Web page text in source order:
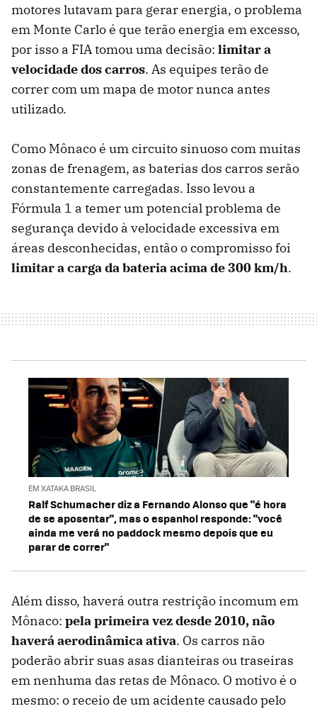
motores lutavam para gerar energia, o problema
em Monte Carlo é que terão energia em excesso,
por isso a FIA tomou uma decisão: limitar a
velocidade dos carros. As equipes terão de
correr com um mapa de motor nunca antes
utilizado.
Como Mônaco é um circuito sinuoso com muitas
zonas de frenagem, as baterias dos carros serão
constantemente carregadas. Isso levou a
Fórmula 1 a temer um potencial problema de
segurança devido à velocidade excessiva em
áreas desconhecidas, então o compromisso foi
limitar a carga da bateria acima de 300 km/h.
EM XATAKA BRASIL
Ralf Schumacher diz a Fernando Alonso que "é hora
de se aposentar", mas o espanhol responde: "você
ainda me verá no paddock mesmo depois que eu
parar de correr"
Além disso, haverá outra restrição incomum em
Mônaco: pela primeira vez desde 2010, não
haverá aerodinâmica ativa. Os carros não
poderão abrir suas asas dianteiras ou traseiras
em nenhuma das retas de Mônaco. O motivo é o
mesmo: o receio de um acidente causado pelo